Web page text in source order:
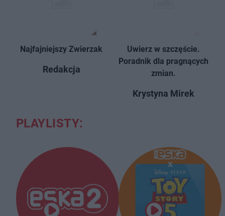
Redakcja
Najfajniejszy Zwierzak
Krystyna Mirek
Uwierz w szczęście.
Poradnik dla pragnących
zmian.
PLAYLISTY: